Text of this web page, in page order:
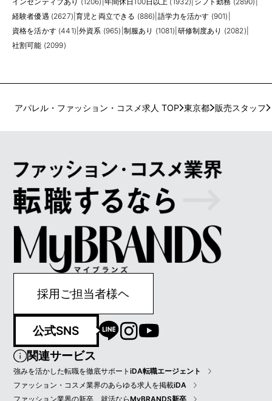
経験者優遇 (2627) |育児と両立できる (886) 語学力を活かす (901)
資格を活かす (441) |外資系 (965) 制服あり (1081) 研修制度あり (2082)
社割可能 (2099)
アパレル・ファッション・コスメ求人 TOP 東京都 販売スタッフ
採用ご担当者様ヘ
公式SNS
関連サービス
強みを活かした転職を徹底サポートiDA転職エージェント
ファッション・コスメ業界のあらゆる求人を掲載iDA
ファッション業界の新卒、就活ならMyBRANDS新卒